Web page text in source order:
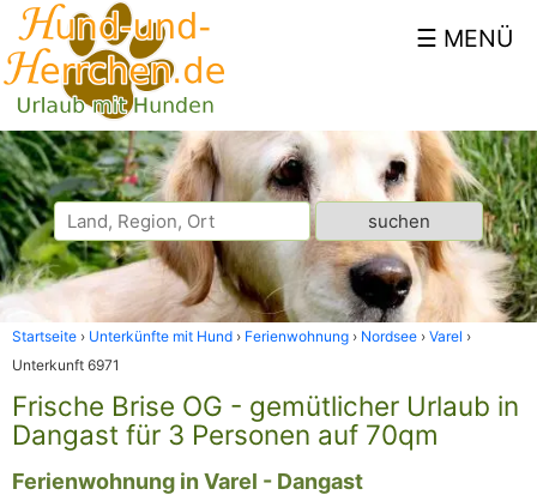
Startseite Unterkünfte mit Hund Ferienwohnung Nordsee
Varel
Unterkunft 6971
Frische Brise OG - gemütlicher Urlaub in
Dangast für 3 Personen auf 70qm
Ferienwohnung in Varel - Dangast